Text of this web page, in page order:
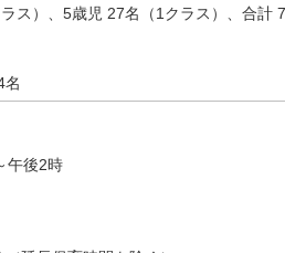
ス）、5歳児 27名（1クラス）、合計
名
午後2時